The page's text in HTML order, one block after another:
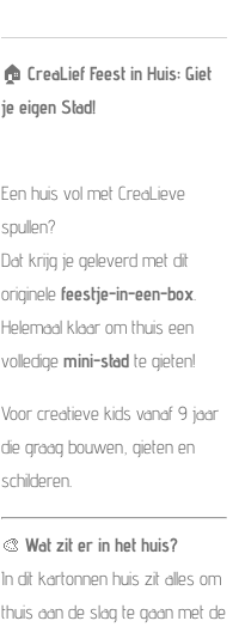
🏠 CreaLief Feest in Huis: Giet
je eigen Stad!
Een huis vol met CreaLieve
spullen?
Dat krijg je geleverd met dit
originele feestje-in-een-box.
Helemaal klaar om thuis een
volledige mini-stad te gieten!
Voor creatieve kids vanaf 9 jaar
die graag bouwen, gieten en
schilderen.
🎨 Wat zit er in het huis?
In dit kartonnen huis zit alles om
thuis aan de slag te gaan met de